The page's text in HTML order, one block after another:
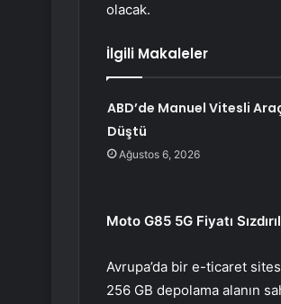
olacak.
İlgili Makaleler
ABD’de Manuel Vitesli
Düştü
Ağustos 6, 2026
Moto G85 5G Fiyatı
Avrupa’da bir e-ticaret
256 GB depolama alanın